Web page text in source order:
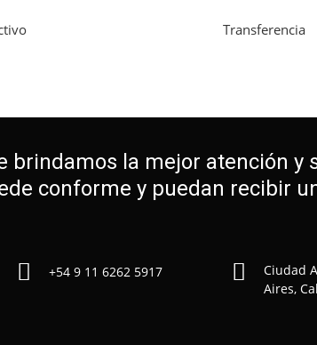
Transferencia
brindamos la mejor atención y
conforme y puedan recibir
+54 9 11 6262 5917
Ciudad
Aires,